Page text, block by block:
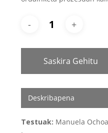
Saskira Gehitu
Deskribapena
Testuak: Manuela